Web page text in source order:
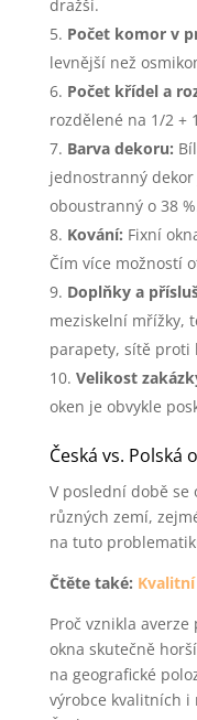
dražší.
Počet komor v
levnější než
Počet křídel a
rozdělené na 1/2 +
Barva dekoru:
jednostranný
oboustranný o 38
Kování: Fixní
Čím více možností
Doplňky a
meziskelní mřížky,
parapety, sítě proti
Velikost
oken je obvykle
Česká vs. Polská
V poslední době se
různých zemí,
na tuto
Čtěte také:
Proč vznikla averze
okna skutečně
na geografické
výrobce kvalitních i